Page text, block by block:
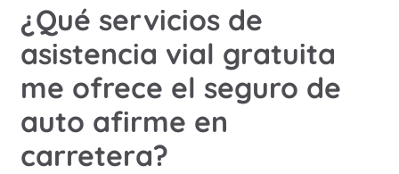
¿Qué servicios de
asistencia vial gratuita
me ofrece el seguro de
auto afirme en
carretera?